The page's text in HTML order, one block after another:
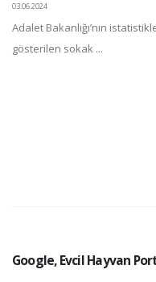
03.06.2024
Adalet Bakanlığı’nın
gösterilen sokak ...
Google, Evcil Hayvan